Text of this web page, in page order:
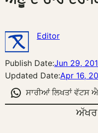
Editor
Publish Date:Jun 29,
Updated Date:Apr 16,
ਸਾਰੀਆਂ ਲਿਖਤਾਂ ਵੱਟਸ